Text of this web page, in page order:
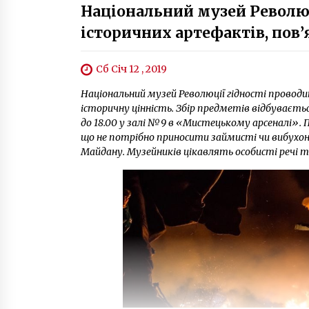
Національний музей
історичних артефактів,
Сб Січ 12 , 2019
Національний музей Революції гідності
історичну цінність. Збір предметів
до 18.00 у залі № 9 в «Мистецькому
що не потрібно приносити займисті чи
Майдану. Музейників цікавлять особисті